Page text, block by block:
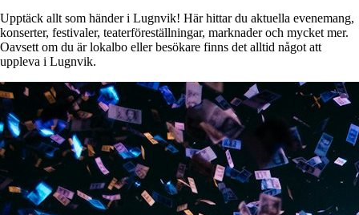
Upptäck allt som händer i Lugnvik! Här hittar du aktuella evenemang,
konserter, festivaler, teaterföreställningar, marknader och mycket mer.
Oavsett om du är lokalbo eller besökare finns det alltid något att
uppleva i Lugnvik.